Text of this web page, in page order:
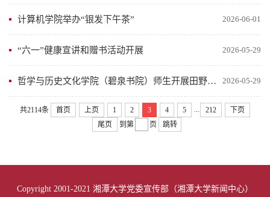
2026-06-01
计算机学院举办“银发下午茶”
2026-05-29
“六一”健康宣讲和赠书活动开展
2026-05-29
哲学与历史文化学院（碧泉书院）师生开展田野研学活动
共2114条 首页 上页 1 2 3 4 5 212
下页
尾页
到第 页 跳转
Copyright 2001-2021 湘潭大学党委宣传部（湘潭大学新闻中心）